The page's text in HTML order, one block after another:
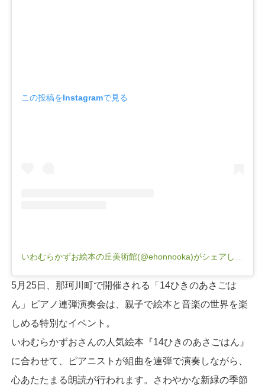
この投稿をInstagramで見る
5月25日、那珂川町で開催される「14ひきのあさごは
ん」ピアノ連弾演奏会は、親子で絵本と音楽の世界を楽
しめる特別なイベント。
いわむらかずおさんの人気絵本『14ひきのあさごはん』
に合わせて、ピアニストが組曲を連弾で演奏しながら、
心あたたまる朗読が行われます。さわやかな新緑の季節